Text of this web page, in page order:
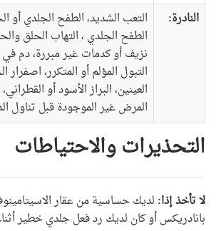
النادرة:
التعب الشديد، الطفح الجلدي أو
الطفح الجلدي ، التهاب الحلق
نزيف أو كدمات غير مبررة، دم في
التبول المؤلم أو المتكرر، اصفرار
العينين، البراز الأسود أو
المرض غير الموجودة قبل تناول
التحذيرات والاحتياطات
لا تأخذ إذا: لديك حساسية من عقار
بانادريكس أو كان لديك رد فعل جلدي خطير